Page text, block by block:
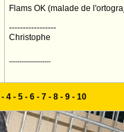
Flams OK (malade de l'ortogra
-----------------
Christophe
--------------------
- 4 - 5 - 6 - 7 - 8 - 9 - 10